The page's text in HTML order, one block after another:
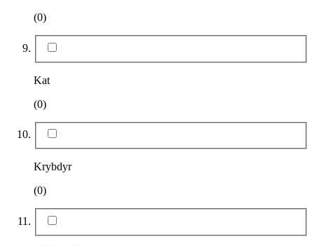
(0)
Kat
(0)
Krybdyr
(0)